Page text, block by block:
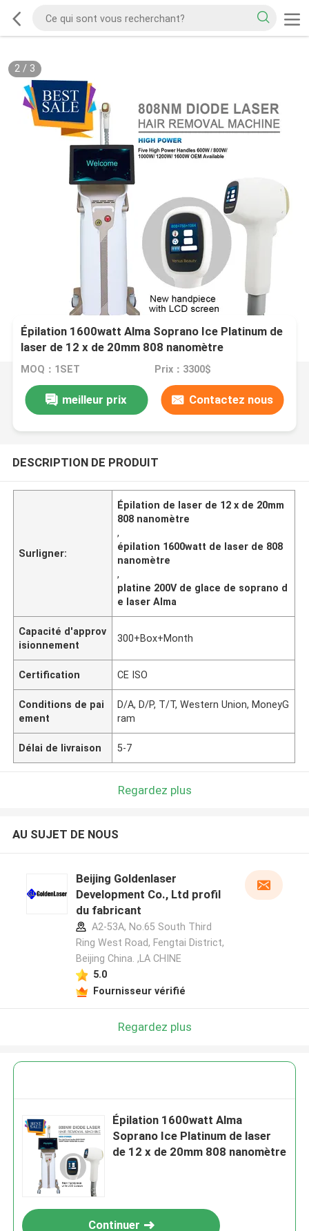
2/ 3
Épilation 1600watt Alma Soprano Ice Platinum de
laser de 12 x de 20mm 808 nanomètre
MOQ：1SET Prix：3300$
meilleur prix Contactez nous
DESCRIPTION DE PRODUIT
Surligner:
Épilation de laser de 12 x de 20mm
808 nanomètre
,
épilation 1600watt de laser de 808
nanomètre
,
platine 200V de glace de soprano d
e laser Alma
Capacité d'approv
isionnement
300+Box+Month
Certification CE ISO
Conditions de pai
ement
D/A, D/P, T/T, Western Union, MoneyG
ram
Délai de livraison 5-7
Regardez plus
AU SUJET DE NOUS
Beijing Goldenlaser
Development Co., Ltd profil
du fabricant
A2-53A, No.65 South Third
Ring West Road, Fengtai District,
Beijing China. ,LA CHINE
5.0
Fournisseur vérifié
Regardez plus
Épilation 1600watt Alma
Soprano Ice Platinum de laser
de 12 x de 20mm 808 nanomètre
Continuer